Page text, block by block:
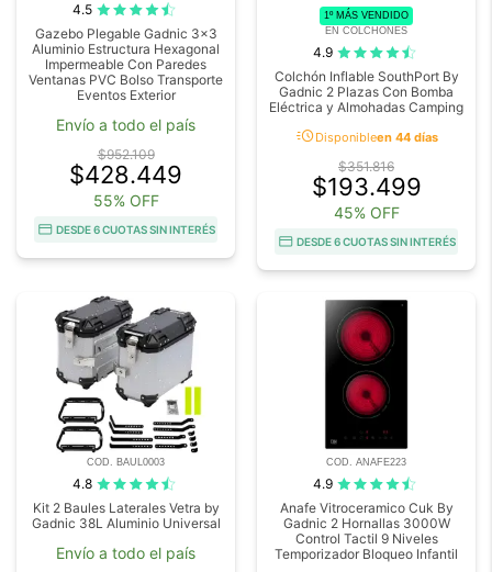
4.5
Gazebo Plegable Gadnic 3x3
Aluminio Estructura Hexagonal
Impermeable Con Paredes
Ventanas PVC Bolso Transporte
Eventos Exterior
Envío a todo el país
$952.109
$428.449
55% OFF
DESDE 6 CUOTAS SIN INTERÉS
1º MÁS VENDIDO
EN COLCHONES
4.9
Colchón Inflable SouthPort By
Gadnic 2 Plazas Con Bomba
Eléctrica y Almohadas Camping
acuteDisponibleen 44 días
$351.816
$193.499
45% OFF
DESDE 6 CUOTAS SIN INTERÉS
COD. BAUL0003
4.8
Kit 2 Baules Laterales Vetra by
Gadnic 38L Aluminio Universal
Envío a todo el país
COD. ANAFE223
4.9
Anafe Vitroceramico Cuk By
Gadnic 2 Hornallas 3000W
Control Tactil 9 Niveles
Temporizador Bloqueo Infantil